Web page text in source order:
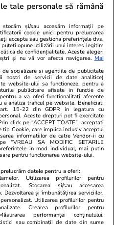
știu familia".
Matache a
ginerele ei,
Unica.ro
Nu și ei! S-au
căsnicie! Cei doi
secret. Nimeni
motiv al
Toate drepturile rezervate
tale personale să rămână
stocăm și/sau accesăm informații pe
cookie unici pentru prelucrarea
accepta sau gestiona preferințele dvs.
opune utilizării unui interes legitim
de confidențialitate. Aceste alegeri
și nu vă vor afecta navigarea. Mai
socializare si agentiile de publicitate
nostri de servicii de date analitice)
website-ului sa functioneze, pentru a
publicitare afisate in functie de
a va oferi functionalitati aferente
a analiza traficul pe website. Beneficiati
15-22 din GDPR in legatura cu
Aceste drepturi pot fi exercitate
click pe “ACCEPT TOATE”, acceptati
Cookie, care implica inclusiv acceptul
informatiilor de catre Vendor-ii cu
“VREAU SA MODIFIC SETARILE
in mod individual, mai putin
pentru functionarea website-ului.
datele pentru a oferi:
Utilizarea profilurilor pentru
Stocarea și/sau accesarea
Dezvoltarea și îmbunătățirea serviciilor.
Utilizarea profilurilor pentru
Crearea profilurilor pentru
performanței conținutului.
sau combinații de date din surse